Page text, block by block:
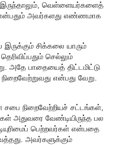
வெள்ளையர்களைத்
அவர்களது எண்ணமாக
இருக்கும் சிக்கலை யாரும்
செல்லும்
பாதையைத் திட்டமிட்டு
என்பது வேறு.
சபை நிறைவேற்றியச் சட்டங்கள்,
அதுவரை வேண்டியிருந்த பல
பெற்றவர்கள் என்பதை
அவர்களுக்கும்